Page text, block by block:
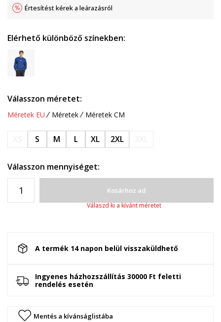
Értesítést kérek a leárazásról
Elérhető különböző színekben:
Válasszon méretet:
Méretek EU Méretek Méretek CM
S M L XL 2XL
Válasszon mennyiséget:
Kosárhoz ad
Válaszd ki a kívánt méretet
A termék 14 napon belül visszaküldhető
Ingyenes házhozszállítás 30000 Ft feletti
rendelés esetén
Mentés a kívánságlistába